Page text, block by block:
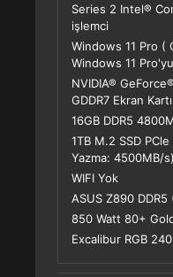
Series 2 Intel®
işlemci
Windows 11 Pro (
Windows 11
NVIDIA®
GDDR7 Ekran Kartı
16GB DDR5
1TB M.2 SSD
Yazma: 4500MB/s)
WIFI Yok
ASUS Z890
850 Watt 80+
Excalibur RGB